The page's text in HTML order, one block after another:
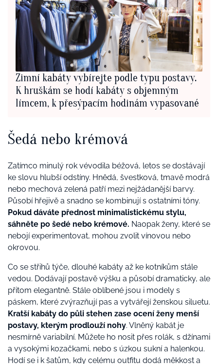
Zimní kabáty vybírejte podle typu postavy.
K hruškám se hodí kabáty s objemným
límcem, k přesýpacím hodinám vypasované
Šedá nebo krémová
Zatímco minulý rok vévodila béžová, letos se dostávají
ke slovu hlubší odstíny. Hnědá, švestková, tmavě modrá
nebo mechová zelená patří mezi nejžádanější barvy.
Působí hřejivě a snadno se kombinují s ostatními tóny.
Pokud dáváte přednost minimalistickému stylu,
sáhněte po šedé nebo krémové. Naopak ženy, které se
nebojí experimentovat, mohou zvolit vínovou nebo
okrovou.
Co se střihů týče, dlouhé kabáty až ke kotníkům stále
vedou. Dodávají postavě výšku a působí dramaticky, ale
přitom elegantně. Stále oblíbené jsou i modely s
páskem, které zvýrazňují pas a vytvářejí ženskou siluetu.
Kratší kabáty do půli stehen zase ocení ženy menší
postavy, kterým prodlouží nohy. Vlněný kabát je
nesmírně variabilní. Můžete ho nosit přes rolák, s džínami
a vysokými kozačkami, nebo s úzkou sukní a halenkou.
Hodí se i k šatům, kdy celému outfitu dodá měkkost a